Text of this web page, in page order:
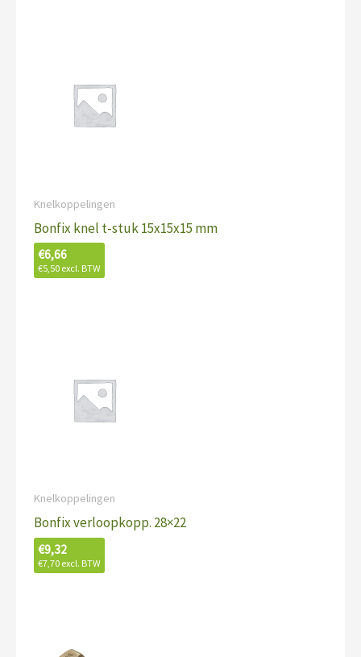
Knelkoppelingen
Bonfix knel t-stuk 15x15x15 mm
€6,66
€5,50 excl. BTW
Knelkoppelingen
Bonfix verloopkopp. 28×22
€9,32
€7,70 excl. BTW